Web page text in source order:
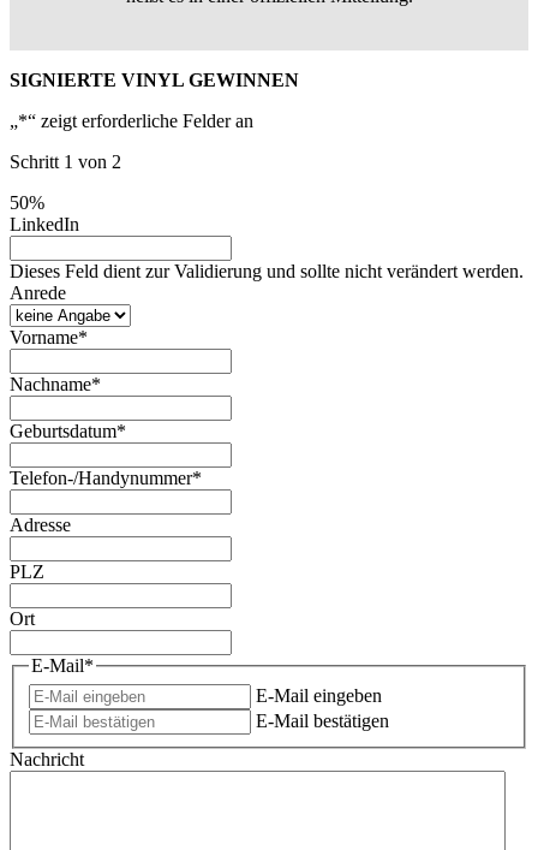
SIGNIERTE VINYL GEWINNEN
„*“ zeigt erforderliche Felder an
Schritt 1 von 2
50%
LinkedIn
Dieses Feld dient zur Validierung und sollte nicht verändert werden.
Anrede
Vorname*
Nachname*
Geburtsdatum*
Telefon-/Handynummer*
Adresse
PLZ
Ort
E-Mail*
E-Mail eingeben
E-Mail bestätigen
Nachricht